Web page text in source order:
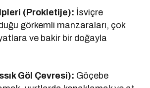
(Prokletije): İsviçre
görkemli manzaraları, çok
ve bakir bir doğayla
Göl Çevresi): Göçebe